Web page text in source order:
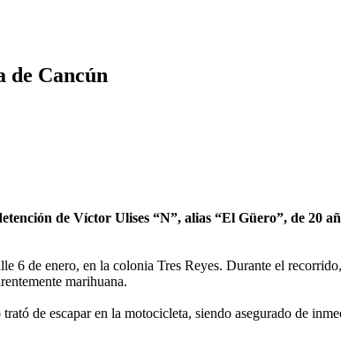
de Cancún
de Víctor Ulises “N”, alias “El Güero”, de 20
6 de enero, en la colonia Tres Reyes. Durante el
marihuana.
de escapar en la motocicleta, siendo asegurado de